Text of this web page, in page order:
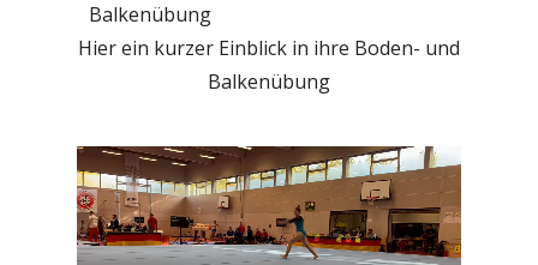
Balkenübung
Hier ein kurzer Einblick in ihre Boden- und
Balkenübung